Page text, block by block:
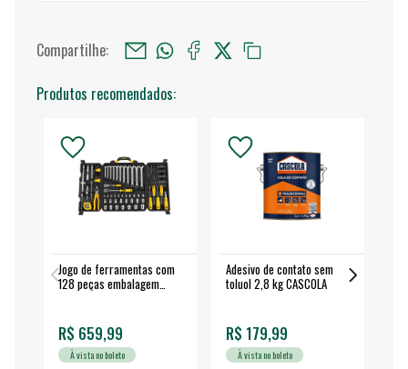
Compartilhe:
Produtos recomendados:
Jogo de ferramentas com
128 peças embalagem
R$ 659,99
À vista no boleto
Adesivo de contato sem
toluol 2,8 kg CASCOLA
R$ 179,99
À vista no boleto